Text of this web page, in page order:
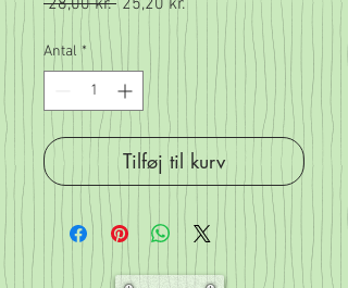
28,00 kr.
pris
25,20 kr.
Antal *
Tilføj til kurv